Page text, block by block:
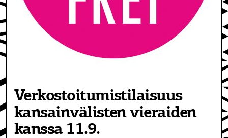
Verkostoitumistilaisuus
kansainvälisten vieraiden
kanssa 11.9.